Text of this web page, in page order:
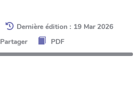
Dernière édition : 19 Mar 2026
Partager
PDF